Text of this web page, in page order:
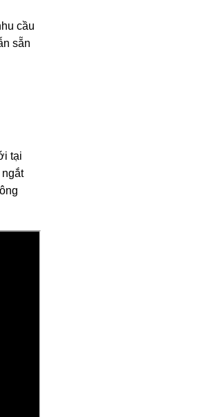
cầu
sẵn
tại